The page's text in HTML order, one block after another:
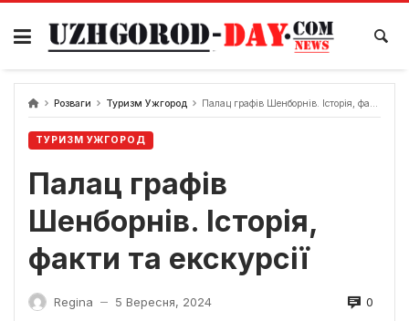
Skip
content
Розваги Туризм Ужгород Палац графів Шенборнів. Історія, факти та екскурсії
ТУРИЗМ УЖГОРОД
Палац графів
Шенборнів. Історія,
факти та екскурсії
Regina — 5 Вересня, 2024 0